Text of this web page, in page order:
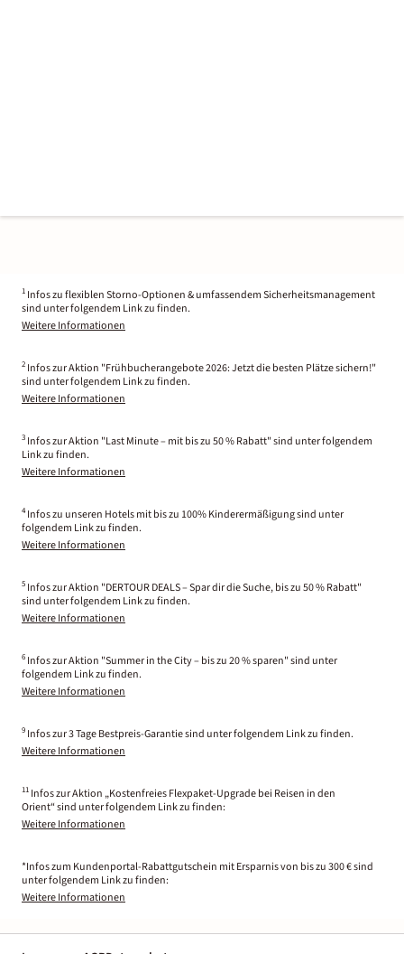
1 Infos zu flexiblen Storno-Optionen & umfassendem Sicherheitsmanagement
sind unter folgendem Link zu finden.
Weitere Informationen
2 Infos zur Aktion "Frühbucherangebote 2026: Jetzt die besten Plätze sichern!"
sind unter folgendem Link zu finden.
Weitere Informationen
3 Infos zur Aktion "Last Minute – mit bis zu 50 % Rabatt" sind unter folgendem
Link zu finden.
Weitere Informationen
4 Infos zu unseren Hotels mit bis zu 100% Kinderermäßigung sind unter
folgendem Link zu finden.
Weitere Informationen
5 Infos zur Aktion "DERTOUR DEALS – Spar dir die Suche, bis zu 50 % Rabatt"
sind unter folgendem Link zu finden.
Weitere Informationen
6 Infos zur Aktion "Summer in the City – bis zu 20 % sparen" sind unter
folgendem Link zu finden.
Weitere Informationen
9 Infos zur 3 Tage Bestpreis-Garantie sind unter folgendem Link zu finden.
Weitere Informationen
11 Infos zur Aktion „Kostenfreies Flexpaket-Upgrade bei Reisen in den
Orient“ sind unter folgendem Link zu finden:
Weitere Informationen
*Infos zum Kundenportal-Rabattgutschein mit Ersparnis von bis zu 300 € sind
unter folgendem Link zu finden:
Weitere Informationen